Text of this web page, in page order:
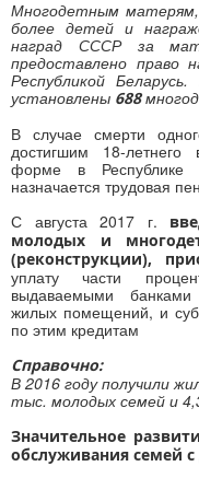
Многодетным
более детей и
наград СССР за
предоставлено право
Республикой
установлены 688
В случае смерти
достигшим 18-
форме в Республике
назначается трудовая
С августа 2017 г.
молодых и
(реконструкции),
уплату части
выдаваемыми банками
жилых помещений, и
по этим кредитам
Справочно:
В 2016 году получили
тыс. молодых семей и
Значительное
обслуживания семей